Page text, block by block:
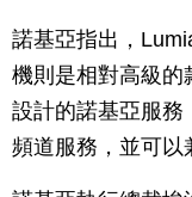
諾基亞指出，
機則是相對高級的
設計的諾基亞服務
頻道服務，並可以